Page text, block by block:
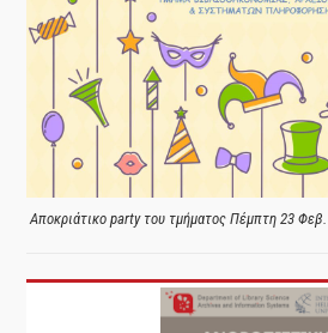
Αποκριάτικο party του τμήματος Πέμπτη 23